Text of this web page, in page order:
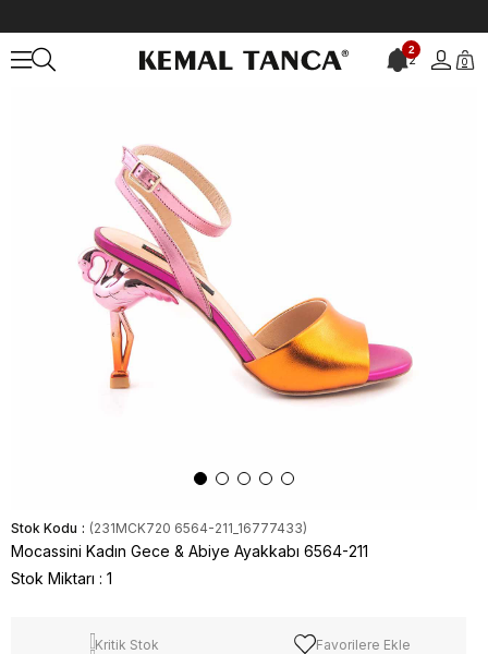
2
2 0
Stok Kodu (231MCK720 6564-211_16777433)
Mocassini Kadın Gece & Abiye Ayakkabı 6564-211
Stok Miktarı : 1
Kritik Stok Favorilere Ekle